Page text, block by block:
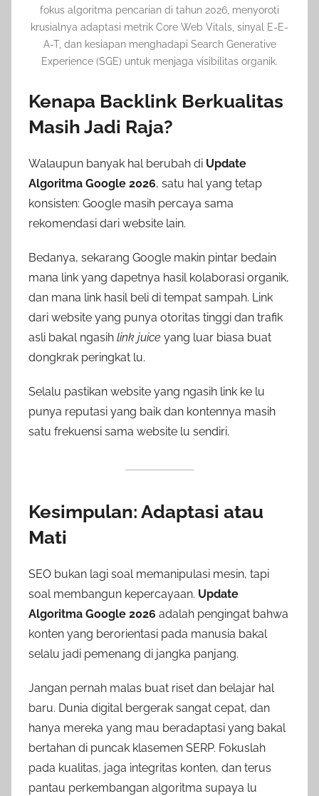
fokus algoritma pencarian di tahun 2026, menyoroti
krusialnya adaptasi metrik Core Web Vitals, sinyal E-E-
A-T, dan kesiapan menghadapi Search Generative
Experience (SGE) untuk menjaga visibilitas organik.
Kenapa Backlink Berkualitas
Masih Jadi Raja?
Walaupun banyak hal berubah di Update
Algoritma Google 2026, satu hal yang tetap
konsisten: Google masih percaya sama
rekomendasi dari website lain.
Bedanya, sekarang Google makin pintar bedain
mana link yang dapetnya hasil kolaborasi organik,
dan mana link hasil beli di tempat sampah. Link
dari website yang punya otoritas tinggi dan trafik
asli bakal ngasih link juice yang luar biasa buat
dongkrak peringkat lu.
Selalu pastikan website yang ngasih link ke lu
punya reputasi yang baik dan kontennya masih
satu frekuensi sama website lu sendiri.
Kesimpulan: Adaptasi atau
Mati
SEO bukan lagi soal memanipulasi mesin, tapi
soal membangun kepercayaan. Update
Algoritma Google 2026 adalah pengingat bahwa
konten yang berorientasi pada manusia bakal
selalu jadi pemenang di jangka panjang.
Jangan pernah malas buat riset dan belajar hal
baru. Dunia digital bergerak sangat cepat, dan
hanya mereka yang mau beradaptasi yang bakal
bertahan di puncak klasemen SERP. Fokuslah
pada kualitas, jaga integritas konten, dan terus
pantau perkembangan algoritma supaya lu